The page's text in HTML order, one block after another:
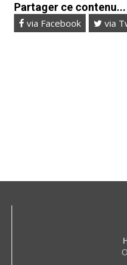
Partager ce contenu...
via Facebook via